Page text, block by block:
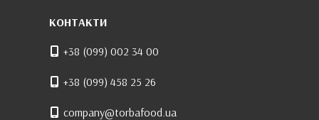
КОНТАКТИ
+38 (099) 002 34 00
+38 (099) 458 25 26
company@torbafood.ua